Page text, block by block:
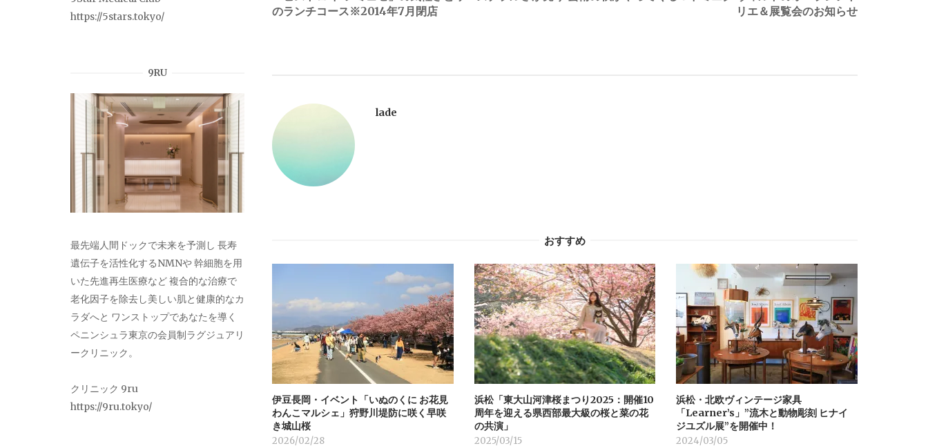
ゲ
ー
シ
のランチコース※2014年7月閉店
リエ＆展覧会のお知らせ
lade
おすすめ
伊豆長岡・イベント「いぬのくに お花見
わんこマルシェ」狩野川堤防に咲く早咲
き城山桜
2026/02/28
浜松「東大山河津桜まつり2025：開催10
周年を迎える県西部最大級の桜と菜の花
の共演」
2025/03/15
浜松・北欧ヴィンテージ家具
「Learner’s」”流木と動物彫刻 ヒナイ
ジユズル展”を開催中！
2024/03/05
https://5stars.tokyo/
9RU
最先端人間ドックで未来を予測し 長寿
遺伝子を活性化するNMNや 幹細胞を用
いた先進再生医療など 複合的な治療で
老化因子を除去し美しい肌と健康的なカ
ラダへと ワンストップであなたを導く
ペニンシュラ東京の会員制ラグジュアリ
ークリニック。
クリニック 9ru
https://9ru.tokyo/